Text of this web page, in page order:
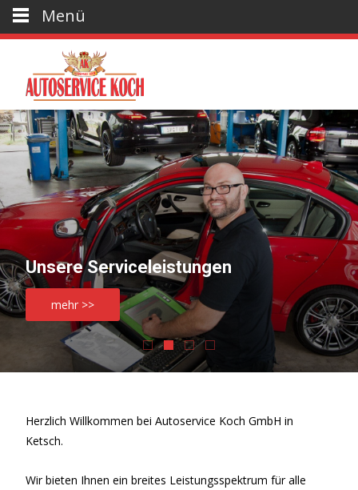
Unsere Serviceleistungen
mehr >>
Herzlich Willkommen bei Autoservice Koch GmbH in
Ketsch.
Wir bieten Ihnen ein breites Leistungsspektrum für alle
Menü